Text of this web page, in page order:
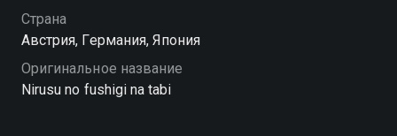
Посмотреть онлайн 1 сезон сериала Чудесное
путешествие Нильса вы можете совершенно
бесплатно в хорошем HD качестве на Смотрёшке
Страна
Австрия, Германия, Япония
Оригинальное название
Nirusu no fushigi na tabi